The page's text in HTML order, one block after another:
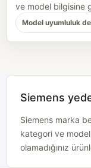
ve model bilgisine
Model uyumluluk
Siemens
Siemens marka
kategori ve
olamadığınız